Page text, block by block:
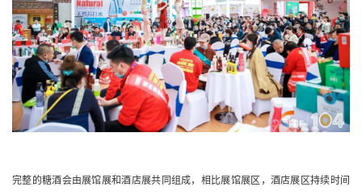
完整的糖酒会由展馆展和酒店展共同组成，相比展馆展区，酒店展区持续时间